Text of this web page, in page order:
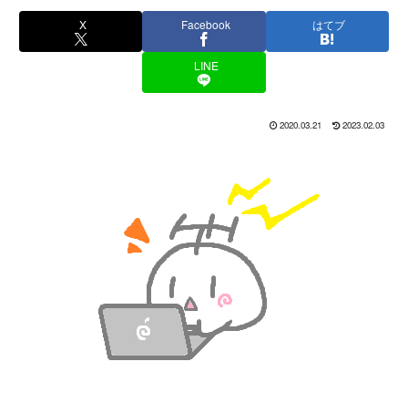
X Facebook はてブ
LINE
2020.03.21 2023.02.03